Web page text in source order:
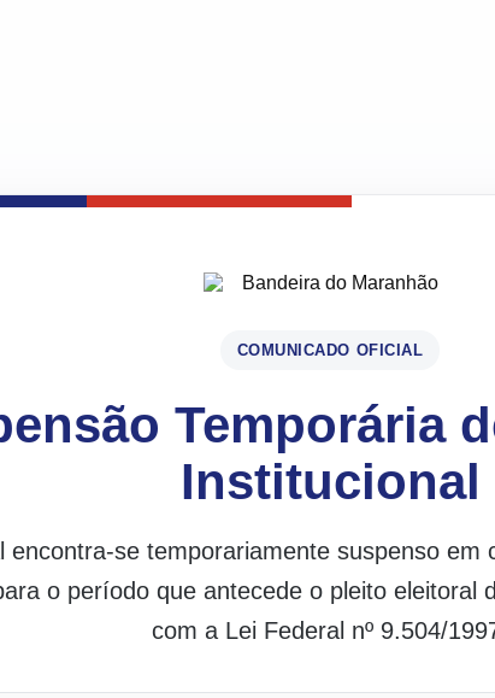
COMUNICADO OFICIAL
Temporária
Institucional
encontra-se temporariamente suspenso em
o período que antecede o pleito eleitoral
com a Lei Federal nº 9.504/